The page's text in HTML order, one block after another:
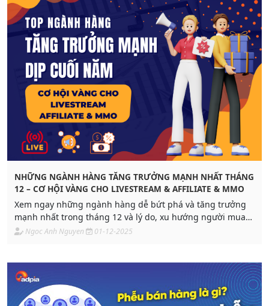
NHỮNG NGÀNH HÀNG TĂNG TRƯỞNG MẠNH NHẤT THÁNG
12 – CƠ HỘI VÀNG CHO LIVESTREAM & AFFILIATE & MMO
Xem ngay những ngành hàng dễ bứt phá và tăng trưởng
mạnh nhất trong tháng 12 và lý do, xu hướng người mua
dịp cuối năm. Hội MMO & Affiliate càng nên biết để “bắt
Ngoc Anh Nguyen 01-12-2025